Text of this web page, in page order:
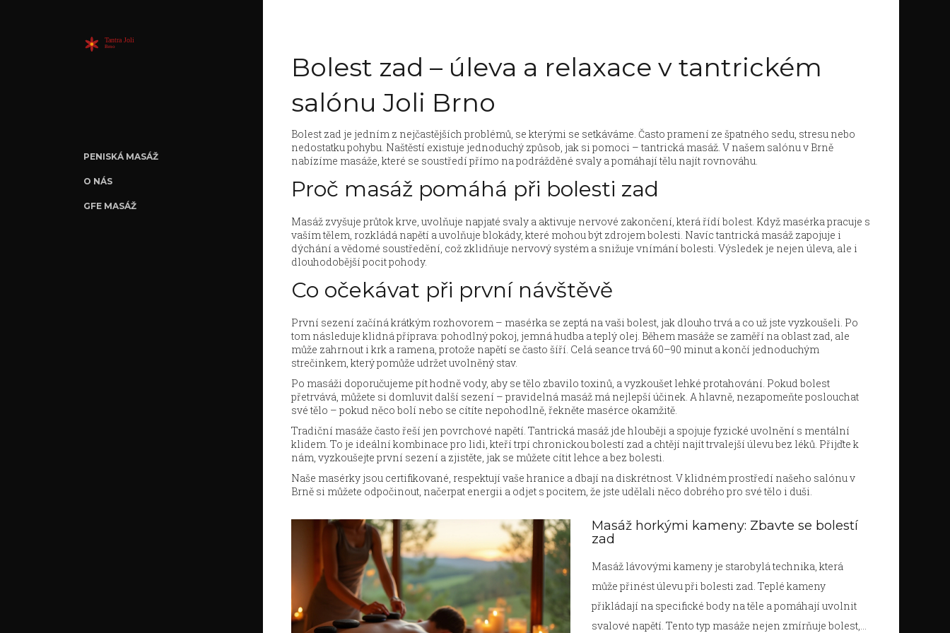
PENISKÁ MASÁŽ
O NÁS
GFE MASÁŽ
Bolest zad – úleva a relaxace v tantrickém
salónu Joli Brno
Bolest zad je jedním z nejčastějších problémů, se kterými se setkáváme. Často pramení ze špatného sedu, stresu nebo
nedostatku pohybu. Naštěstí existuje jednoduchý způsob, jak si pomoci – tantrická masáž. V našem salónu v Brně
nabízíme masáže, které se soustředí přímo na podrážděné svaly a pomáhají tělu najít rovnováhu.
Proč masáž pomáhá při bolesti zad
Masáž zvyšuje průtok krve, uvolňuje napjaté svaly a aktivuje nervové zakončení, která řídí bolest. Když masérka pracuje s
vaším tělem, rozkládá napětí a uvolňuje blokády, které mohou být zdrojem bolesti. Navíc tantrická masáž zapojuje i
dýchání a vědomé soustředění, což zklidňuje nervový systém a snižuje vnímání bolesti. Výsledek je nejen úleva, ale i
dlouhodobější pocit pohody.
Co očekávat při první návštěvě
První sezení začíná krátkým rozhovorem – masérka se zeptá na vaši bolest, jak dlouho trvá a co už jste vyzkoušeli. Po
tom následuje klidná příprava: pohodlný pokoj, jemná hudba a teplý olej. Během masáže se zaměří na oblast zad, ale
může zahrnout i krk a ramena, protože napětí se často šíří. Celá seance trvá 60–90 minut a končí jednoduchým
strečinkem, který pomůže udržet uvolněný stav.
Po masáži doporučujeme pít hodně vody, aby se tělo zbavilo toxinů, a vyzkoušet lehké protahování. Pokud bolest
přetrvává, můžete si domluvit další sezení – pravidelná masáž má nejlepší účinek. A hlavně, nezapomeňte poslouchat
své tělo – pokud něco bolí nebo se cítíte nepohodlně, řekněte masérce okamžitě.
Tradiční masáže často řeší jen povrchové napětí. Tantrická masáž jde hlouběji a spojuje fyzické uvolnění s mentální
klidem. To je ideální kombinace pro lidi, kteří trpí chronickou bolestí zad a chtějí najít trvalejší úlevu bez léků. Přijďte k
nám, vyzkoušejte první sezení a zjistěte, jak se můžete cítit lehce a bez bolesti.
Naše masérky jsou certifikované, respektují vaše hranice a dbají na diskrétnost. V klidném prostředí našeho salónu v
Brně si můžete odpočinout, načerpat energii a odjet s pocitem, že jste udělali něco dobrého pro své tělo i duši.
Masáž horkými kameny: Zbavte se bolestí
zad
Masáž lávovými kameny je starobylá technika, která
může přinést úlevu při bolesti zad. Teplé kameny
přikládají na specifické body na těle a pomáhají uvolnit
svalové napětí. Tento typ masáže nejen zmírňuje bolest,